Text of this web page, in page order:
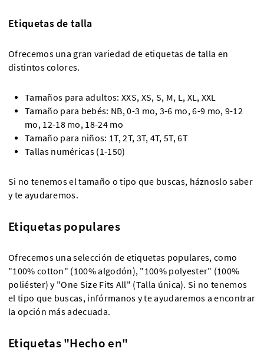
Etiquetas de talla
Ofrecemos una gran variedad de etiquetas de talla en
distintos colores.
Tamaños para adultos: XXS, XS, S, M, L, XL, XXL
Tamaño para bebés: NB, 0-3 mo, 3-6 mo, 6-9 mo, 9-12
mo, 12-18 mo, 18-24 mo
Tamaño para niños: 1T, 2T, 3T, 4T, 5T, 6T
Tallas numéricas (1-150)
Si no tenemos el tamaño o tipo que buscas, háznoslo saber
y te ayudaremos.
Etiquetas populares
Ofrecemos una selección de etiquetas populares, como
"100% cotton" (100% algodón), "100% polyester" (100%
poliéster) y "One Size Fits All" (Talla única). Si no tenemos
el tipo que buscas, infórmanos y te ayudaremos a encontrar
la opción más adecuada.
Etiquetas "Hecho en"